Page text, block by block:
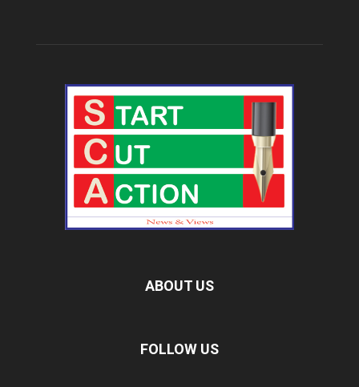
ABOUT US
FOLLOW US